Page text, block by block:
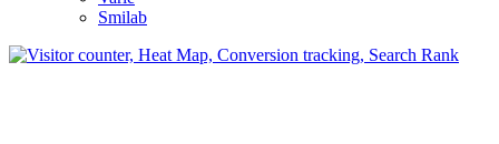
Smilab